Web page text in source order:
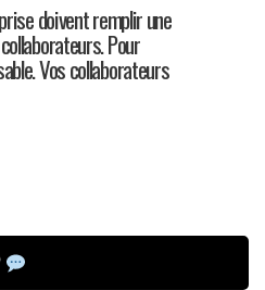
doivent remplir une
Pour
Vos collaborateurs